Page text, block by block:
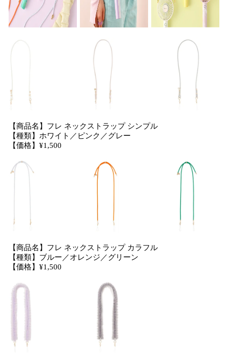
【商品名】フレ ネックストラップ シンプル
【種類】ホワイト／ピンク／グレー
【価格】¥1,500
【商品名】フレ ネックストラップ カラフル
【種類】ブルー／オレンジ／グリーン
【価格】¥1,500